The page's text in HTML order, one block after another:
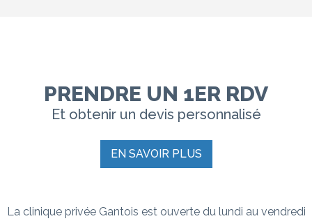
PRENDRE UN 1ER RDV
Et obtenir un devis personnalisé
EN SAVOIR PLUS
La clinique privée Gantois est ouverte du lundi au vendredi